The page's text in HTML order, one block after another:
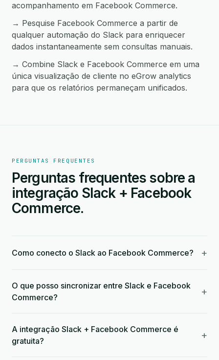
acompanhamento em Facebook Commerce.
→ Pesquise Facebook Commerce a partir de
qualquer automação do Slack para enriquecer
dados instantaneamente sem consultas manuais.
→ Combine Slack e Facebook Commerce em uma
única visualização de cliente no eGrow analytics
para que os relatórios permaneçam unificados.
PERGUNTAS FREQUENTES
Perguntas frequentes sobre a
integração Slack + Facebook
Commerce.
Como conecto o Slack ao Facebook Commerce? +
O que posso sincronizar entre Slack e Facebook
Commerce?
+
A integração Slack + Facebook Commerce é
gratuita?
+